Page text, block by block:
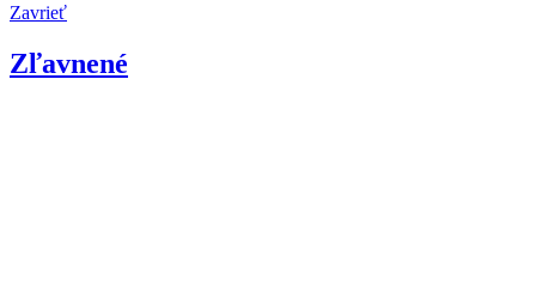
Zavrieť
Zľavnené